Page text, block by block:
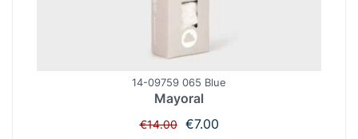
14-09759 065 Blue
Mayoral
€14.00
Original
€7.00Η